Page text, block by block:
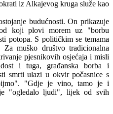
iz Alkajevog kruga služe kao
budućnosti. On prikazuje
koji plovi morem uz "borbu
potopa. S političkim se temama
muško društvo tradicionalna
pjesnikovih osjećaja i misli
i tuga, građanska borba i
smrti ulazi u okvir počasnice s
"Gdje je vino, tamo je i
"ogledalo ljudi", lijek od svih